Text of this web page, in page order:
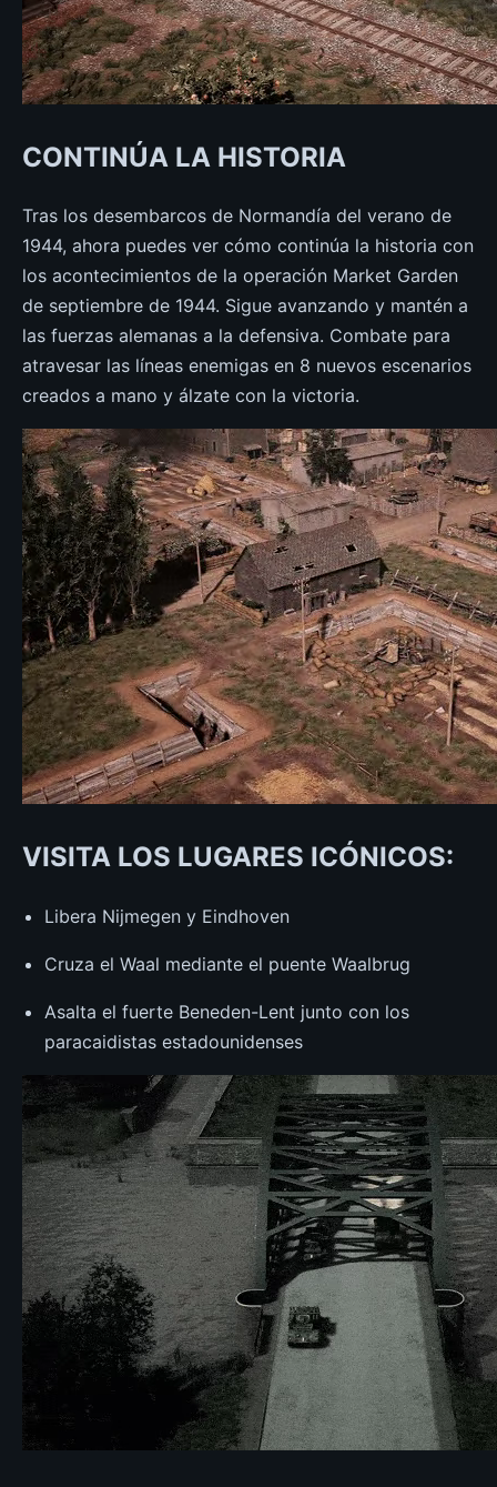
CONTINÚA LA HISTORIA
Tras los desembarcos de Normandía del verano de
1944, ahora puedes ver cómo continúa la historia con
los acontecimientos de la operación Market Garden
de septiembre de 1944. Sigue avanzando y mantén a
las fuerzas alemanas a la defensiva. Combate para
atravesar las líneas enemigas en 8 nuevos escenarios
creados a mano y álzate con la victoria.
VISITA LOS LUGARES ICÓNICOS:
Libera Nijmegen y Eindhoven
Cruza el Waal mediante el puente Waalbrug
Asalta el fuerte Beneden-Lent junto con los
paracaidistas estadounidenses